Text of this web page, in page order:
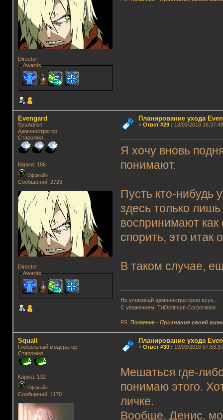
Director
Awards
Evengard
SysAdmin
Администратор
Старожил
Карма: 186
Оффлайн
Сообщений: 2729
Director
Awards
Планирование ухода
« Ответ #29: 18/03/2016
Я хочу вновь
понимают.
Пусть кто-нибудь
здесь только
воспринимают как
спорить, это итак
В таком случае,
Не упоминай администраторов всуе...
С уважением, TriOptimum Corporation
PS: Покаяние -Признание своей
Squall
Глобальный модератор
Старожил
Карма: 132
Оффлайн
Сообщений: 1170
Планирование ухода
« Ответ #30: 19/03/2016
Мешаться где-
понимаю этого.
личке.
Вообще, Денис,